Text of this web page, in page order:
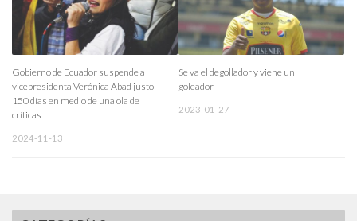
Gobierno de Ecuador suspende a
vicepresidenta Verónica Abad justo
150 días en medio de una ola de
críticas
2024-11-13
Se va el degollador y viene un
goleador
2023-01-27